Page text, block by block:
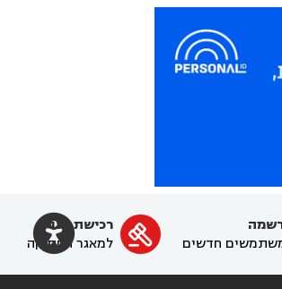

חדשים

רכישת מנוי
למאגר הפסיקה